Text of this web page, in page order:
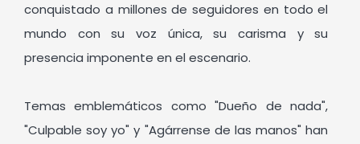
conquistado a millones de seguidores en todo el
mundo con su voz única, su carisma y su
presencia imponente en el escenario.
Temas emblemáticos como "Dueño de nada",
"Culpable soy yo" y "Agárrense de las manos" han